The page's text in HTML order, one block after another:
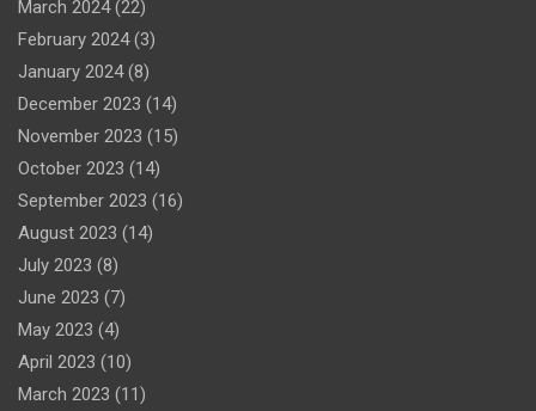
March 2024(22)
February 2024(3)
January 2024(8)
December 2023 (14)
November 2023 (15)
October 2023 (14)
September 2023 (16)
August 2023 (14)
July 2023 (8)
June 2023 (7)
May 2023 (4)
April 2023 (10)
March 2023 (11)